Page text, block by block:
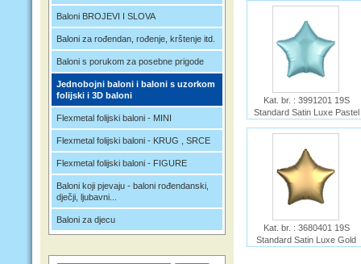
Baloni BROJEVI I SLOVA
Baloni za rođendan, rođenje, krštenje itd.
Baloni s porukom za posebne prigode
Jednobojni baloni i baloni s uzorkom
folijski i 3D baloni
Flexmetal folijski baloni - MINI
Flexmetal folijski baloni - KRUG , SRCE
Flexmetal folijski baloni - FIGURE
Baloni koji pjevaju - baloni rođendanski,
dječji, ljubavni...
Baloni za djecu
Ime :
Kat. br. : 3991201 19S
Standard Satin Luxe Pastel
Ime :
Kat. br. : 3680401 19S
Standard Satin Luxe Gold